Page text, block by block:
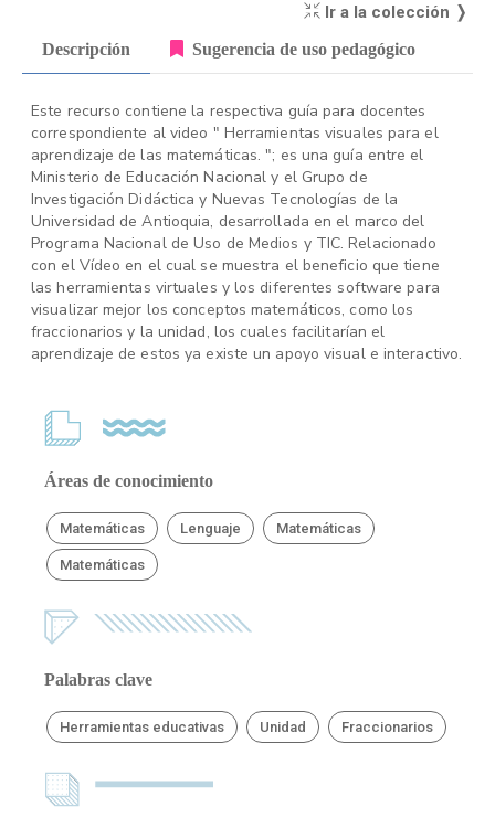
Ir a la colección ❭
Descripción Sugerencia de uso pedagógico
Este recurso contiene la respectiva guía para docentes
correspondiente al video " Herramientas visuales para el
aprendizaje de las matemáticas. "; es una guía entre el
Ministerio de Educación Nacional y el Grupo de
Investigación Didáctica y Nuevas Tecnologías de la
Universidad de Antioquia, desarrollada en el marco del
Programa Nacional de Uso de Medios y TIC. Relacionado
con el Vídeo en el cual se muestra el beneficio que tiene
las herramientas virtuales y los diferentes software para
visualizar mejor los conceptos matemáticos, como los
fraccionarios y la unidad, los cuales facilitarían el
aprendizaje de estos ya existe un apoyo visual e interactivo.
Áreas de conocimiento
Matemáticas Lenguaje Matemáticas
Matemáticas
Palabras clave
Herramientas educativas Unidad Fraccionarios